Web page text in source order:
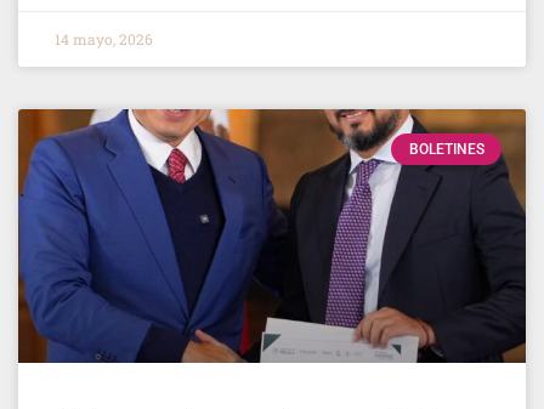
14 mayo, 2026
BOLETINES